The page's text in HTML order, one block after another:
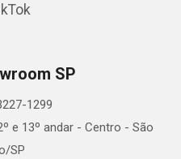
SP
1299
e 13º andar - Centro - São
SP